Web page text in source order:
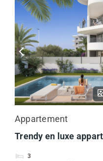
Appartement
Trendy en luxe
3